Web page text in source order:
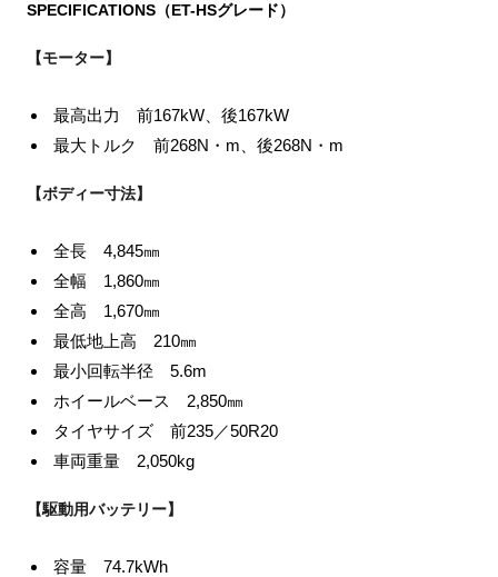
SPECIFICATIONS （ET-HSグレード）
【モーター】
最高出力 前167kW、後167kW
最大トルク 前268N・m、後268N・m
【ボディー寸法】
全長 4,845㎜
全幅 1,860㎜
全高 1,670㎜
最低地上高 210㎜
最小回転半径 5.6m
ホイールベース 2,850㎜
タイヤサイズ 前235／50R20
車両重量 2,050kg
【駆動用バッテリー】
容量 74.7kWh